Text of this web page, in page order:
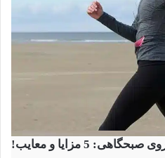
5 مزایا و معایب!